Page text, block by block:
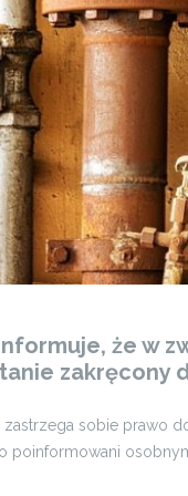
że w
zakręcony
sobie prawo
poinformowani